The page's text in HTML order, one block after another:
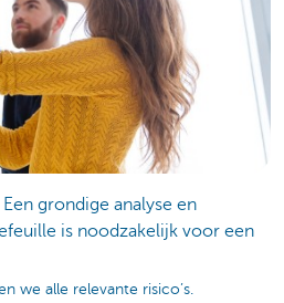
grondige analyse en
is noodzakelijk voor een
we alle relevante risico’s.